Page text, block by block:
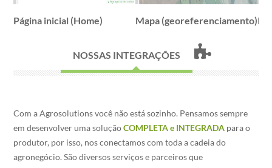
Página inicial (Home) Mapa (georeferenciamento)
NOSSAS INTEGRAÇÕES
Com a Agrosolutions você não está sozinho. Pensamos sempre
em desenvolver uma soluçãoCOMPLETA e INTEGRADA para o
produtor, por isso, nos conectamos com toda a cadeia do
agronegócio. São diversos serviços e parceiros que